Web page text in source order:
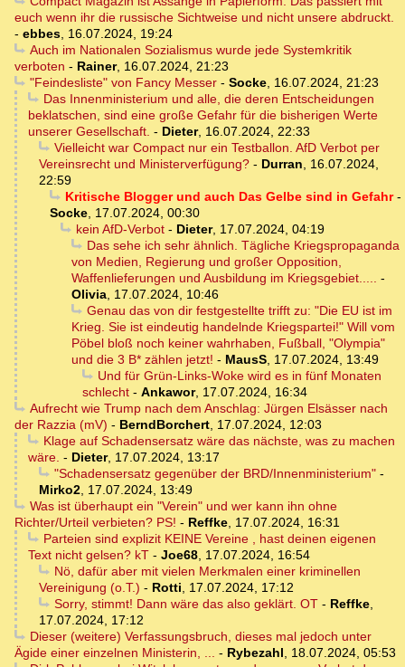
euch wenn ihr die russische Sichtweise und nicht unsere abdruckt.
- ebbes, 16.07.2024, 19:24
Auch im Nationalen Sozialismus wurde jede Systemkritik
verboten - Rainer, 16.07.2024, 21:23
"Feindesliste" von Fancy Messer- Socke, 16.07.2024, 21:23
Das Innenministerium und alle, die deren Entscheidungen
beklatschen, sind eine große Gefahr für die bisherigen Werte
unserer Gesellschaft. - Dieter, 16.07.2024, 22:33
Vielleicht war Compact nur ein Testballon. AfD Verbot per
Vereinsrecht und Ministerverfügung? - Durran, 16.07.2024,
22:59
Kritische Blogger und auch Das Gelbe sind in Gefahr-
Socke, 17.07.2024, 00:30
kein AfD-Verbot- Dieter, 17.07.2024, 04:19
Das sehe ich sehr ähnlich. Tägliche Kriegspropaganda
von Medien, Regierung und großer Opposition,
Waffenlieferungen und Ausbildung im Kriegsgebiet..... -
Olivia, 17.07.2024, 10:46
Genau das von dir festgestellte trifft zu: "Die EU ist im
Krieg. Sie ist eindeutig handelnde Kriegspartei!" Will vom
Pöbel bloß noch keiner wahrhaben, Fußball, "Olympia"
und die 3 B* zählen jetzt! - MausS, 17.07.2024, 13:49
Und für Grün-Links-Woke wird es in fünf Monaten
schlecht - Ankawor, 17.07.2024, 16:34
Aufrecht wie Trump nach dem Anschlag: Jürgen Elsässer nach
der Razzia (mV) - BerndBorchert, 17.07.2024, 12:03
Klage auf Schadensersatz wäre das nächste, was zu machen
wäre. - Dieter, 17.07.2024, 13:17
"Schadensersatz gegenüber der BRD/Innenministerium"-
Mirko2, 17.07.2024, 13:49
Was ist überhaupt ein "Verein" und wer kann ihn ohne
Richter/Urteil verbieten? PS! - Reffke, 17.07.2024, 16:31
Parteien sind explizit KEINE Vereine , hast deinen eigenen
Text nicht gelsen? kT - Joe68, 17.07.2024, 16:54
Nö, dafür aber mit vielen Merkmalen einer kriminellen
Vereinigung (o.T.) - Rotti, 17.07.2024, 17:12
Sorry, stimmt! Dann wäre das also geklärt. OT- Reffke,
17.07.2024, 17:12
Dieser (weitere) Verfassungsbruch, dieses mal jedoch unter
Ägide einer einzelnen Ministerin, ... - Rybezahl, 18.07.2024, 05:53